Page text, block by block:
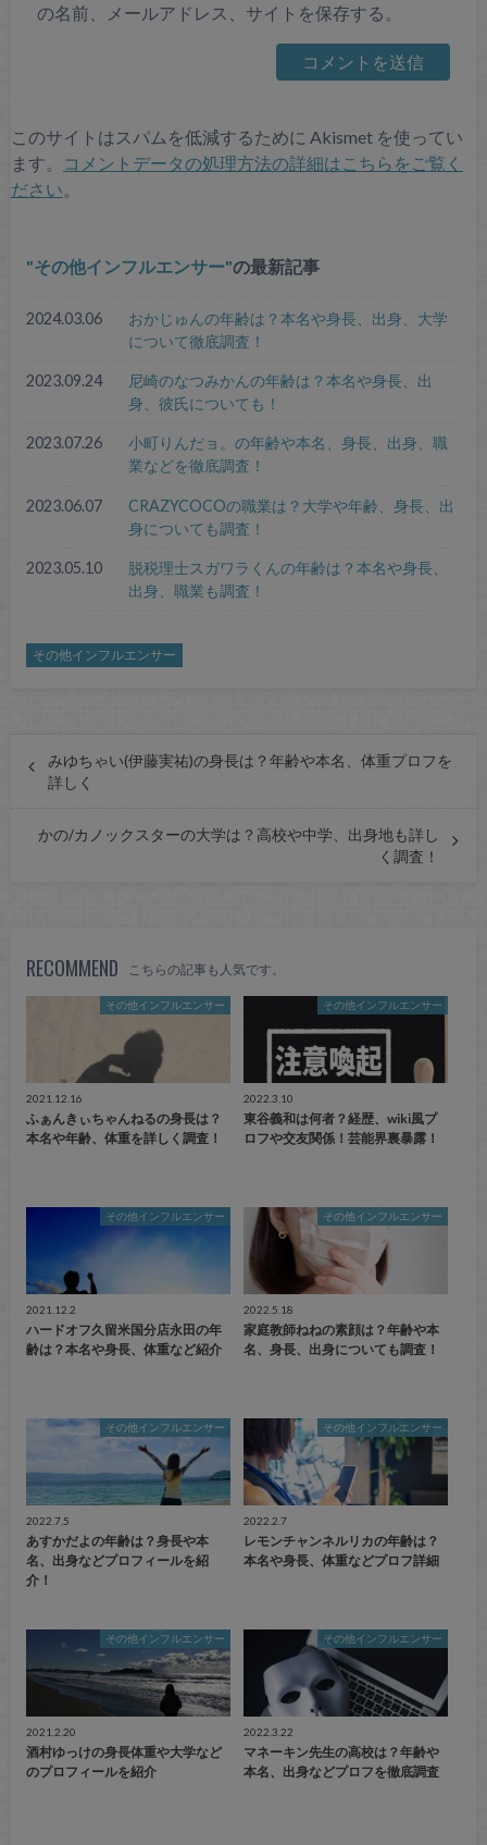
の名前、メールアドレス、サイトを保存する。
このサイトはスパムを低減するために Akismet を使ってい
ます。
コメントデータの処理方法の詳細はこちらをご覧く
ださい。
その他インフルエンサー の最新記事
2024.03.06
おかじゅんの年齢は？本名や身長、出身、大学
について徹底調査！
2023.09.24
尼崎のなつみかんの年齢は？本名や身長、出
身、彼氏についても！
2023.07.26
小町りんだョ。の年齢や本名、身長、出身、職
業などを徹底調査！
2023.06.07
CRAZYCOCOの職業は？大学や年齢、身長、出
身についても調査！
2023.05.10
脱税理士スガワラくんの年齢は？本名や身長、
出身、職業も調査！
その他インフルエンサー
みゆちゃい(伊藤実祐)の身長は？年齢や本名、体重プロフを
詳しく
かの/カノックスターの大学は？高校や中学、出身地も詳し
く調査！
RECOMMEND こちらの記事も人気です。
その他インフルエンサー
2021.12.16
ふぁんきぃちゃんねるの身長は？
本名や年齢、体重を詳しく調査！
その他インフルエンサー
2022.3.10
東谷義和は何者？経歴、wiki風プ
ロフや交友関係！芸能界裏暴露！
その他インフルエンサー
2021.12.2
ハードオフ久留米国分店永田の年
齢は？本名や身長、体重など紹介
その他インフルエンサー
2022.5.18
家庭教師ねねの素顔は？年齢や本
名、身長、出身についても調査！
その他インフルエンサー
2022.7.5
あすかだよの年齢は？身長や本
名、出身などプロフィールを紹
介！
その他インフルエンサー
2022.2.7
レモンチャンネルリカの年齢は？
本名や身長、体重などプロフ詳細
その他インフルエンサー
2021.2.20
酒村ゆっけの身長体重や大学など
のプロフィールを紹介
その他インフルエンサー
2022.3.22
マネーキン先生の高校は？年齢や
本名、出身などプロフを徹底調査